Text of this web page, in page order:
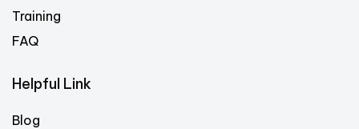
Training
FAQ
Helpful Link
Blog